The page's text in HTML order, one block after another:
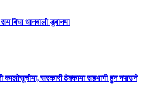
बिघा धानबाली डुबानमा
कालोसूचीमा, सरकारी ठेक्कामा सहभागी हुन नपाउने